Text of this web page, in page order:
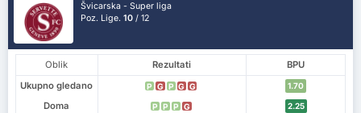
Švicarska - Super liga
Poz. Lige.10 / 12
Oblik Rezultati
BPU
Ukupno gledano
P G P G G 1.70
Doma P P P G 2.25